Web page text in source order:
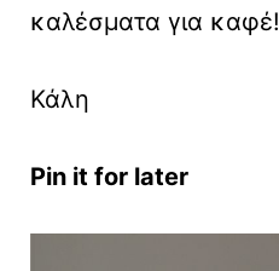
καλέσματα για καφέ!
Κάλη
Pin it for later